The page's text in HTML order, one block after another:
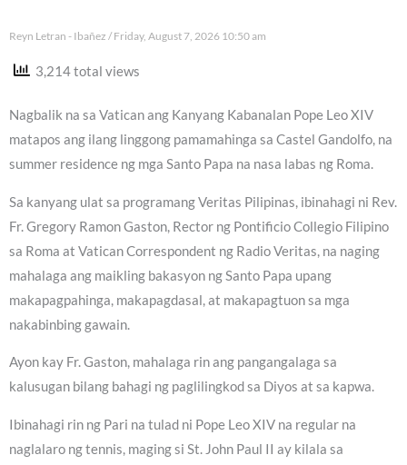
Reyn Letran - Ibañez Friday, August 7, 2026 10:50 am
3,214 total views
Nagbalik na sa Vatican ang Kanyang Kabanalan Pope Leo XIV
matapos ang ilang linggong pamamahinga sa Castel Gandolfo, na
summer residence ng mga Santo Papa na nasa labas ng Roma.
Sa kanyang ulat sa programang Veritas Pilipinas, ibinahagi ni Rev.
Fr. Gregory Ramon Gaston, Rector ng Pontificio Collegio Filipino
sa Roma at Vatican Correspondent ng Radio Veritas, na naging
mahalaga ang maikling bakasyon ng Santo Papa upang
makapagpahinga, makapagdasal, at makapagtuon sa mga
nakabinbing gawain.
Ayon kay Fr. Gaston, mahalaga rin ang pangangalaga sa
kalusugan bilang bahagi ng paglilingkod sa Diyos at sa kapwa.
Ibinahagi rin ng Pari na tulad ni Pope Leo XIV na regular na
naglalaro ng tennis, maging si St. John Paul II ay kilala sa